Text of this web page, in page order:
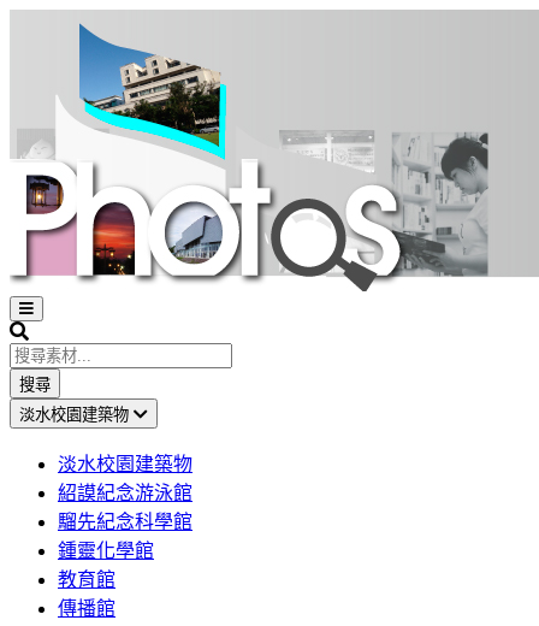
Open
sidebar
Search
搜尋
淡水校園建築物
淡水校園建築物
紹謨紀念游泳館
騮先紀念科學館
鍾靈化學館
教育館
傳播館